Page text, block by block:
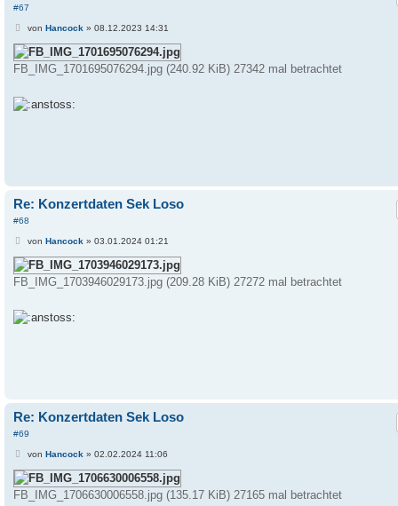
#67
B
i
t
r
von Hancock » 08.12.2023 14:31
FB_IMG_1701695076294.jpg (240.92 KiB) 27342 mal betrachtet
Re: Konzertdaten Sek Loso
#68
B
i
t
r
von Hancock » 03.01.2024 01:21
FB_IMG_1703946029173.jpg (209.28 KiB) 27272 mal betrachtet
Re: Konzertdaten Sek Loso
#69
B
i
t
r
von Hancock » 02.02.2024 11:06
FB_IMG_1706630006558.jpg (135.17 KiB) 27165 mal betrachtet